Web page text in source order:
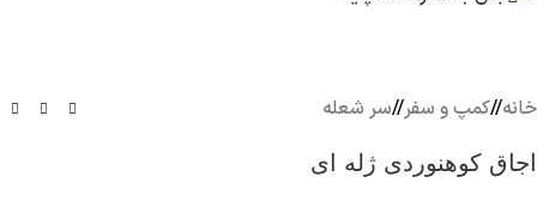
خانه/کمپ و سفر/ سر شعله
اجاق کوهنوردی ژله ای